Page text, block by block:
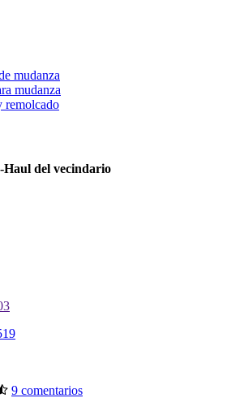
mudanza
mudanza
remolcado
del vecindario
9 comentarios